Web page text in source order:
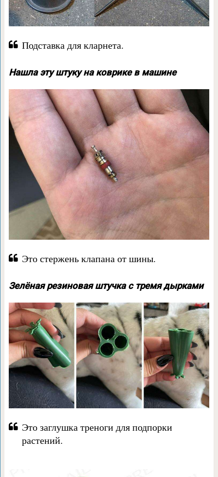
Подставка для кларнета.
Нашла эту штуку на коврике в машине
Это стержень клапана от шины.
Зелёная резиновая штучка с тремя дырками
Это заглушка треноги для подпорки
растений.